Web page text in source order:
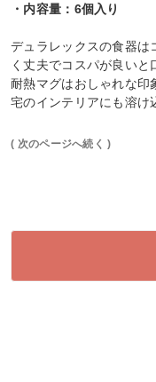
・内容量：6個入り
デュラレックスの食器は
く丈夫でコスパが良い
耐熱マグはおしゃれな印
宅のインテリアにも溶け
( 次のページへ続く )